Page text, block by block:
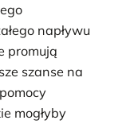
napływu
promują
szanse na
mogłyby